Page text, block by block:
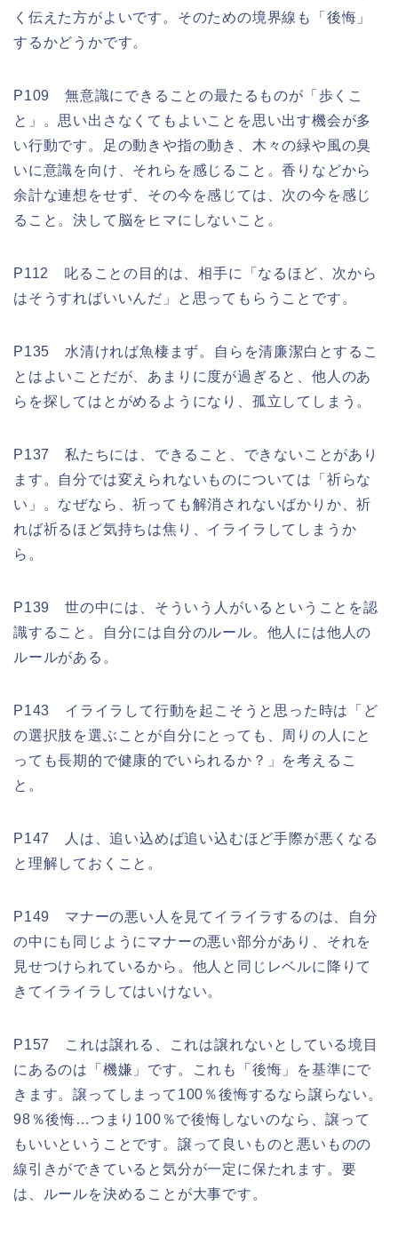
く伝えた方がよいです。そのための境界線も「後悔」
するかどうかです。
P109 無意識にできることの最たるものが「歩くこ
と」。思い出さなくてもよいことを思い出す機会が多
い行動です。足の動きや指の動き、木々の緑や風の臭
いに意識を向け、それらを感じること。香りなどから
余計な連想をせず、その今を感じては、次の今を感じ
ること。決して脳をヒマにしないこと。
P112 叱ることの目的は、相手に「なるほど、次から
はそうすればいいんだ」と思ってもらうことです。
P135 水清ければ魚棲まず。自らを清廉潔白とするこ
とはよいことだが、あまりに度が過ぎると、他人のあ
らを探してはとがめるようになり、孤立してしまう。
P137 私たちには、できること、できないことがあり
ます。自分では変えられないものについては「祈らな
い」。なぜなら、祈っても解消されないばかりか、祈
れば祈るほど気持ちは焦り、イライラしてしまうか
ら。
P139 世の中には、そういう人がいるということを認
識すること。自分には自分のルール。他人には他人の
ルールがある。
P143 イライラして行動を起こそうと思った時は「ど
の選択肢を選ぶことが自分にとっても、周りの人にと
っても長期的で健康的でいられるか？」を考えるこ
と。
P147 人は、追い込めば追い込むほど手際が悪くなる
と理解しておくこと。
P149 マナーの悪い人を見てイライラするのは、自分
の中にも同じようにマナーの悪い部分があり、それを
見せつけられているから。他人と同じレベルに降りて
きてイライラしてはいけない。
P157 これは譲れる、これは譲れないとしている境目
にあるのは「機嫌」です。これも「後悔」を基準にで
きます。譲ってしまって100％後悔するなら譲らない。
98％後悔…つまり100％で後悔しないのなら、譲って
もいいということです。譲って良いものと悪いものの
線引きができていると気分が一定に保たれます。要
は、ルールを決めることが大事です。